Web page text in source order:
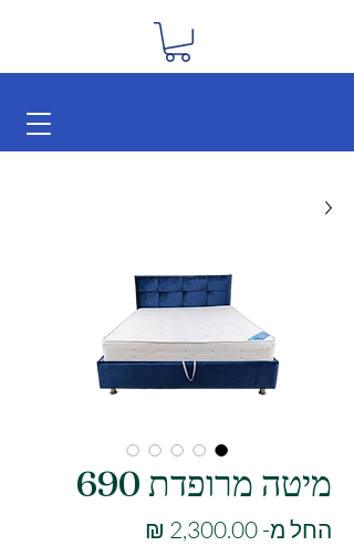
מיטה מרופדת 690
החל מ-2,300.00 ₪